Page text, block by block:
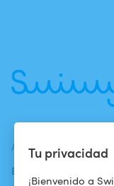
Tu privacidad
¡Bienvenido a
ACTUALIDADES
Blog